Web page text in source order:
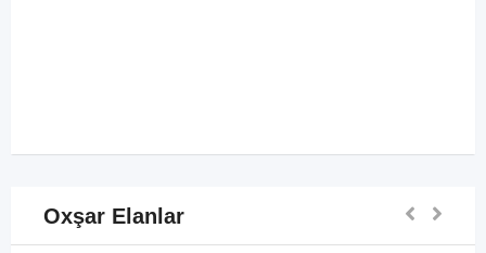
Oxşar Elanlar